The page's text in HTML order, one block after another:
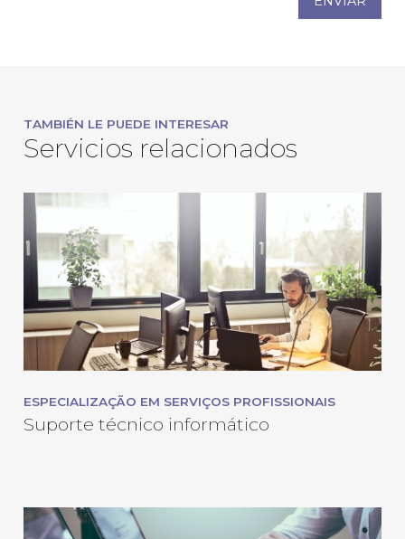
TAMBIÉN LE PUEDE INTERESAR
Servicios relacionados
ESPECIALIZAÇÃO EM SERVIÇOS PROFISSIONAIS
Suporte técnico informático